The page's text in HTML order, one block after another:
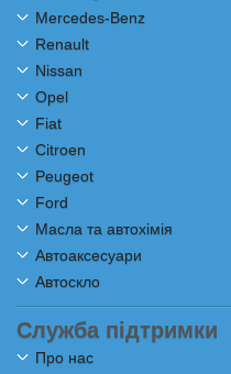
Mercedes-Benz
Renault
Nissan
Opel
Fiat
Citroen
Peugeot
Ford
Масла та автохімія
Автоаксесуари
Автоскло
Служба підтримки
Про нас